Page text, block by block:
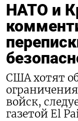
НАТО и
США хотят
войск,
газетой El